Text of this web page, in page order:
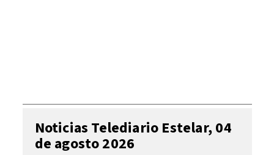
Noticias Telediario Estelar, 04
de agosto 2026